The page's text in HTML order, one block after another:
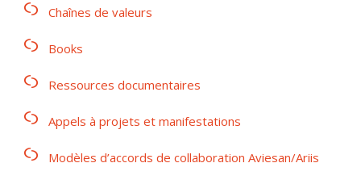
Chaînes de valeurs
Books
Ressources documentaires
Appels à projets et manifestations
Modèles d’accords de collaboration Aviesan/Ariis